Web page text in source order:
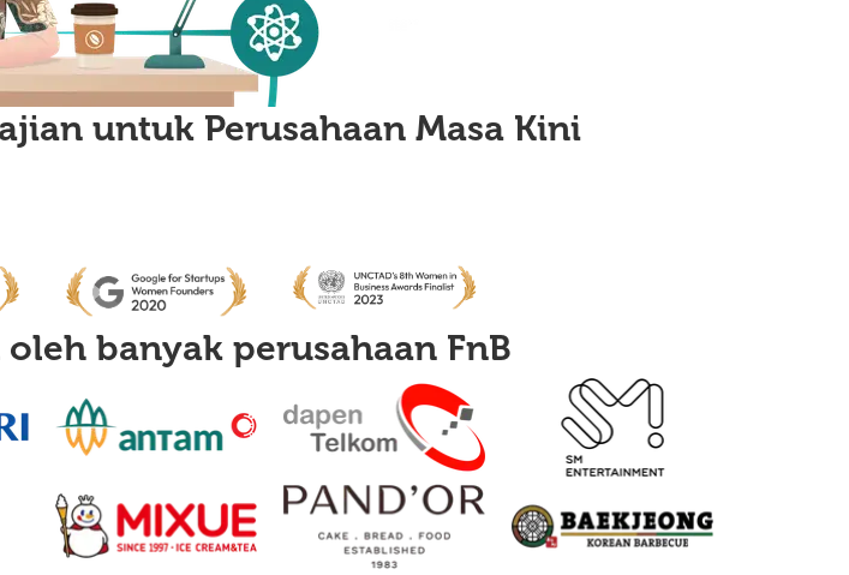
untuk Perusahaan Masa Kini
banyak perusahaan FnB